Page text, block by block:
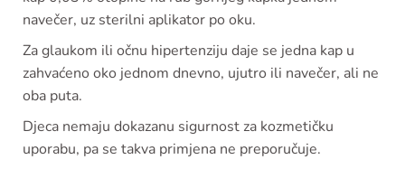
navečer, uz sterilni aplikator po oku.
Za glaukom ili očnu hipertenziju daje se jedna kap u
zahvaćeno oko jednom dnevno, ujutro ili navečer, ali ne
oba puta.
Djeca nemaju dokazanu sigurnost za kozmetičku
uporabu, pa se takva primjena ne preporučuje.